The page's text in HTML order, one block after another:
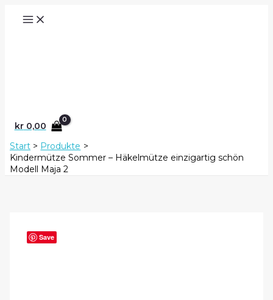
Inhalt
kr0,00
Start
Produkte
Kindermütze Sommer – Häkelmütze einzigartig schön
Modell Maja 2
Save